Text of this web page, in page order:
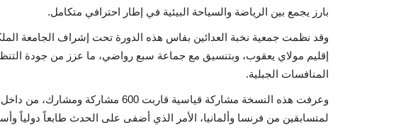
بارز يجمع بين الرياضة والسياحة البيئية في إطار احترافي متكامل.
وقد نظمت جمعية نخبة العدائين بفاس هذه الدورة تحت إشراف الجامعة
إقليم مولاي يعقوب، وبتنسيق مع جماعة سبع رواضي، ما عزز من جودة
المنافسات الجبلية.
وعرفت هذه النسخة مشاركة قياسية قاربت
لمتسابقين من فرنسا وألمانيا، الأمر الذي أضفى على الحدث طابعاً دولياً